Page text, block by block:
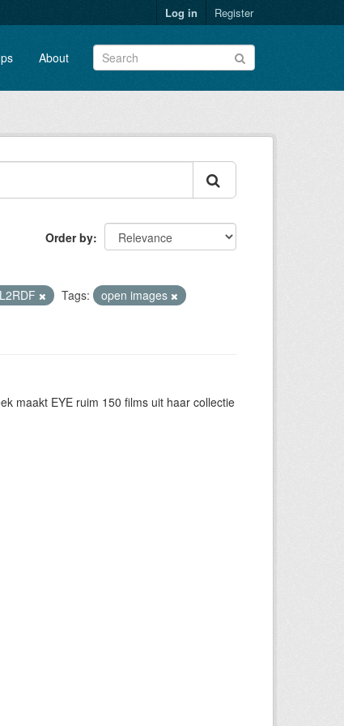
Log in Register
About
Order by
Tags:
open images
maakt EYE ruim 150 films uit haar collectie